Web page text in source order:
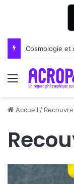
Cosmologie et
Menu
Accueil /